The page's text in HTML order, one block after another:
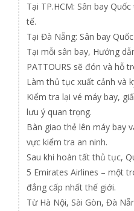
Tại TP.HCM: Sân bay
tế.
Tại Đà Nẵng: Sân bay
Tại mỗi sân bay, Hướng
PATTOURS sẽ đón và hỗ
Làm thủ tục xuất cảnh và
Kiểm tra lại vé máy bay,
lưu ý quan trọng.
Bàn giao thẻ lên máy bay
vực kiểm tra an ninh.
Sau khi hoàn tất thủ tục,
5 Emirates Airlines – một
đẳng cấp nhất thế giới.
Từ Hà Nội, Sài Gòn, Đà